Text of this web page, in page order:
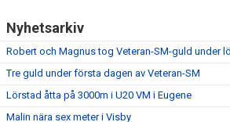
Nyhetsarkiv
Robert och Magnus tog Veteran-SM-guld under
Tre guld under första dagen av Veteran-SM
Lörstad åtta på 3000m i U20 VM i Eugene
Malin nära sex meter i Visby